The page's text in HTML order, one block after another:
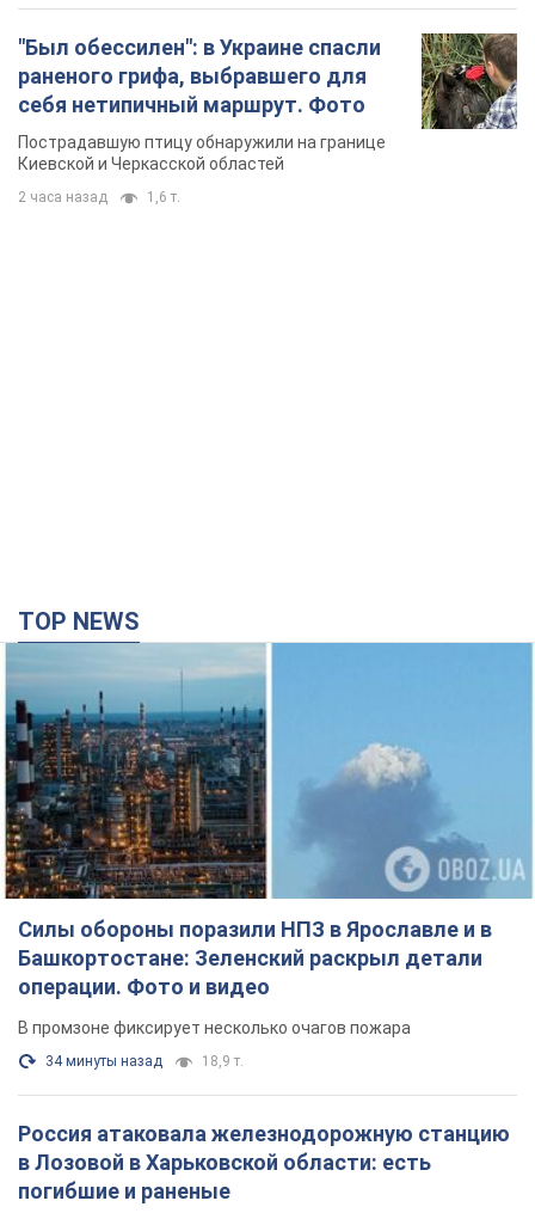
"Был обессилен": в Украине спасли
раненого грифа, выбравшего для
себя нетипичный маршрут. Фото
Пострадавшую птицу обнаружили на границе
Киевской и Черкасской областей
2 часа назад 1,6 т.
TOP NEWS
Силы обороны поразили НПЗ в Ярославле и в
Башкортостане: Зеленский раскрыл детали
операции. Фото и видео
В промзоне фиксирует несколько очагов пожара
34 минуты назад 18,9 т.
Россия атаковала железнодорожную станцию
в Лозовой в Харьковской области: есть
погибшие и раненые